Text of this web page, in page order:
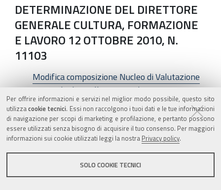
Per offrire informazioni e servizi nel miglior modo possibile, questo sito
utilizzacookie tecnici. Essi non raccolgono i tuoi dati e le tue informazioni
di navigazione per scopi di marketing e profilazione, e pertanto possono
essere utilizzati senza bisogno di acquisire il tuo consenso. Per maggiori
informazioni sui cookie utilizzati leggi la nostra Privacy policy.
SOLO COOKIE TECNICI
DETERMINAZIONE DEL DIRETTORE
GENERALE CULTURA, FORMAZIONE
E LAVORO 12 OTTOBRE 2010, N.
11103
Modifica composizione Nucleo di Valutazione
regionale di cui alla propria determinazione n.
9655/2009 sm
DETERMINAZIONE DEL DIRETTORE
GENERALE RETI
INFRASTRUTTURALI, LOGISTICA E
SISTEMI DI MOBILITA’ 7 OTTOBRE